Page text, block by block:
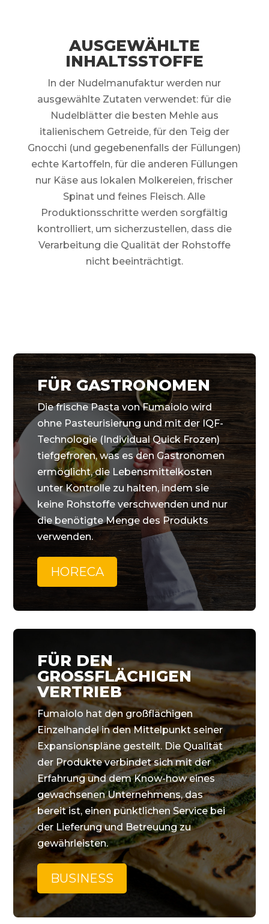
AUSGEWÄHLTE
INHALTSSTOFFE
In der Nudelmanufaktur werden nur
ausgewählte Zutaten verwendet: für die
Nudelblätter die besten Mehle aus
italienischem Getreide, für den Teig der
Gnocchi (und gegebenenfalls der Füllungen)
echte Kartoffeln, für die anderen Füllungen
nur Käse aus lokalen Molkereien, frischer
Spinat und feines Fleisch. Alle
Produktionsschritte werden sorgfältig
kontrolliert, um sicherzustellen, dass die
Verarbeitung die Qualität der Rohstoffe
nicht beeinträchtigt.
FÜR GASTRONOMEN
Die frische Pasta von Fumaiolo wird
ohne Pasteurisierung und mit der IQF-
Technologie (Individual Quick Frozen)
tiefgefroren, was es den Gastronomen
ermöglicht, die Lebensmittelkosten
unter Kontrolle zu halten, indem sie
keine Rohstoffe verschwenden und nur
die benötigte Menge des Produkts
verwenden.
HORECA
FÜR DEN
GROSSFLÄCHIGEN
VERTRIEB
Fumaiolo hat den großflächigen
Einzelhandel in den Mittelpunkt seiner
Expansionspläne gestellt. Die Qualität
der Produkte verbindet sich mit der
Erfahrung und dem Know-how eines
gewachsenen Unternehmens, das
bereit ist, einen pünktlichen Service bei
der Lieferung und Betreuung zu
gewährleisten.
BUSINESS